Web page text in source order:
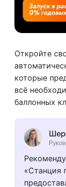
Откройте
которые
всё
баллонных
«Станция